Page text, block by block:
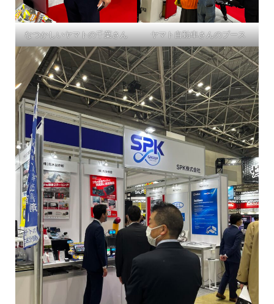
なつかしいヤマトの千葉さん ヤマト自動車さんのブース